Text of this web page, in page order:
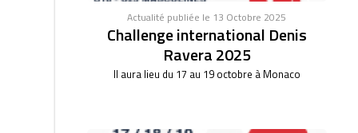
Actualité publiée le 13 Octobre 2025
Challenge international Denis
Ravera 2025
Il aura lieu du 17 au 19 octobre à Monaco